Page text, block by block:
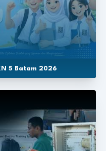
5 Batam 2026